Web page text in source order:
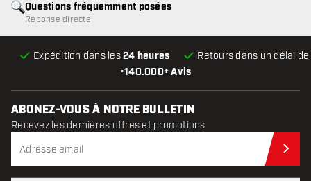
•140.000+ Avis
Expédition dans les24 heures Retours dans un délai de
Questions fréquemment posées
Réponse directe
ABONEZ-VOUS À NOTRE BULLETIN
Recevez les dernières offres et promotions